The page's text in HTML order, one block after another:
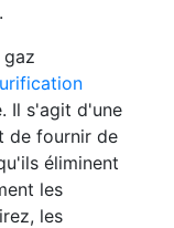
gaz
Il s'agit d'une
de fournir de
éliminent
les
les